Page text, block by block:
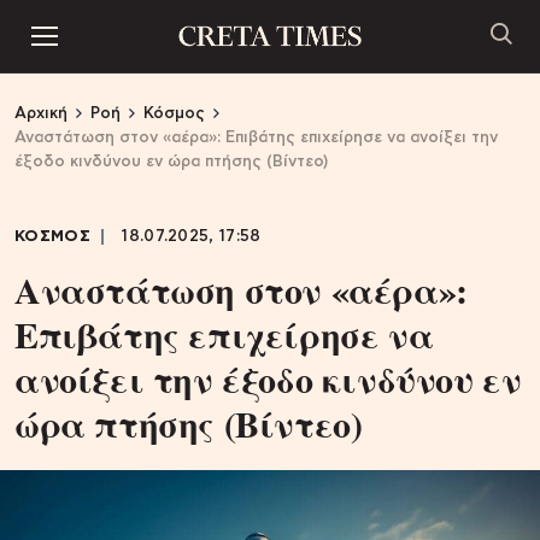
Αρχική Ροή
Κόσμος
Αναστάτωση στον «αέρα»: Επιβάτης επιχείρησε να ανοίξει την
έξοδο κινδύνου εν ώρα πτήσης (Βίντεο)
ΚΟΣΜΟΣ 18.07.2025, 17:58
Αναστάτωση στον «αέρα»:
Επιβάτης επιχείρησε να
ανοίξει την έξοδο κινδύνου εν
ώρα πτήσης (Βίντεο)